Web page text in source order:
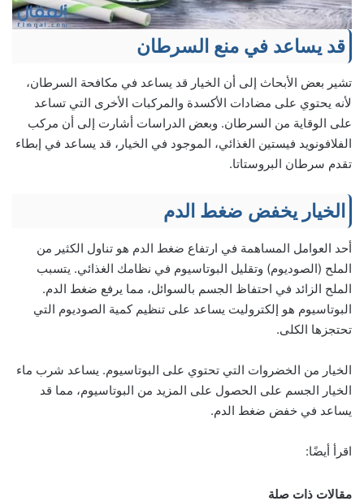
قد يساعد في منع السرطان
تشير بعض الأبحاث إلى أن الخيار قد يساعد في مكافحة السرطان،
لأنه يحتوي على مضادات الأكسدة والمركبات الأخرى التي تساعد
على الوقاية من السرطان. وبعض الدراسات أشارت إلى أن مركب
الفلافونويد فيستين الغذائي، الموجود في الخيار، قد يساعد في إبطاء
تقدم سرطان البروستاتا.
الخيار يخفض ضغط الدم
أحد العوامل المساهمة في ارتفاع ضغط الدم هو تناول الكثير من
الملح (الصوديوم) وتقليل البوتاسيوم في نظامك الغذائي. يتسبب
الملح الزائد في احتفاظ الجسم بالسوائل، مما يرفع ضغط الدم.
البوتاسيوم هو إلكتروليت يساعد على تنظيم كمية الصوديوم التي
تحتجزها الكلى.
الخيار من الخضروات التي تحتوي على البوتاسيوم. يساعد شرب ماء
الخيار الجسم على الحصول على المزيد من البوتاسيوم، مما قد
يساعد في خفض ضغط الدم.
اقرأ أيضًا:
مقالات ذات صلة